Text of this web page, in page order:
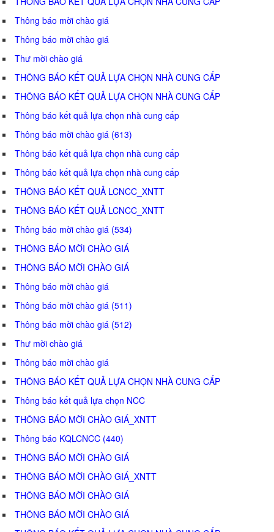
Thông báo mời chào giá
Thông báo mời chào giá
Thư mời chào giá
THÔNG BÁO KẾT QUẢ LỰA CHỌN NHÀ CUNG CẤP
THÔNG BÁO KẾT QUẢ LỰA CHỌN NHÀ CUNG CẤP
Thông báo kết quả lựa chọn nhà cung cấp
Thông báo mời chào giá (613)
Thông báo kết quả lựa chọn nhà cung cấp
Thông báo kết quả lựa chọn nhà cung cấp
THÔNG BÁO KẾT QUẢ LCNCC_XNTT
THÔNG BÁO KẾT QUẢ LCNCC_XNTT
Thông báo mời chào giá (534)
THÔNG BÁO MỜI CHÀO GIÁ
THÔNG BÁO MỜI CHÀO GIÁ
Thông báo mời chào giá
Thông báo mời chào giá (511)
Thông báo mời chào giá (512)
Thư mời chào giá
Thông báo mời chào giá
THÔNG BÁO KẾT QUẢ LỰA CHỌN NHÀ CUNG CẤP
Thông báo kết quả lựa chọn NCC
THÔNG BÁO MỜI CHÀO GIÁ_XNTT
Thông báo KQLCNCC (440)
THÔNG BÁO MỜI CHÀO GIÁ
THÔNG BÁO MỜI CHÀO GIÁ_XNTT
THÔNG BÁO MỜI CHÀO GIÁ
THÔNG BÁO MỜI CHÀO GIÁ